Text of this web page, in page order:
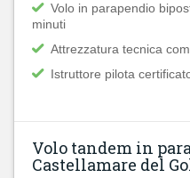
Volo in parapendio
minuti
Attrezzatura tecnica
Istruttore pilota
Volo tandem in
Castellamare del